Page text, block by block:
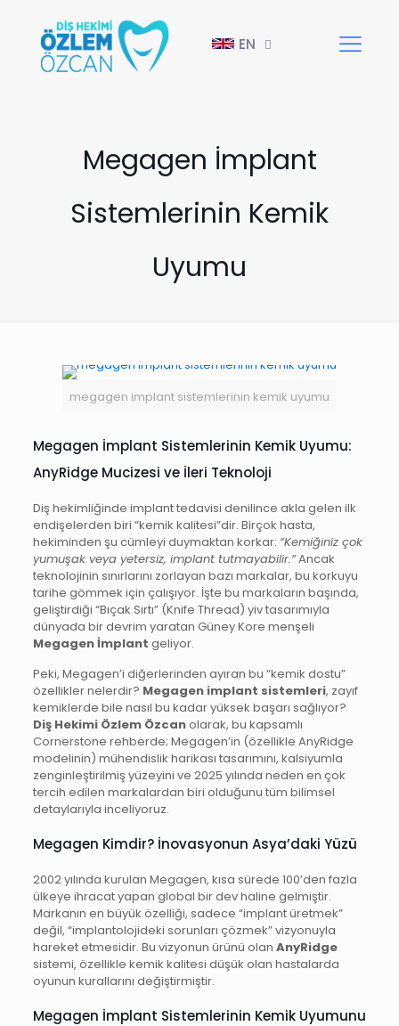
EN
Megagen İmplant
Sistemlerinin Kemik
Uyumu
megagen implant sistemlerinin kemik uyumu
Megagen İmplant Sistemlerinin Kemik Uyumu:
AnyRidge Mucizesi ve İleri Teknoloji
Diş hekimliğinde implant tedavisi denilince akla gelen ilk
endişelerden biri “kemik kalitesi”dir. Birçok hasta,
hekiminden şu cümleyi duymaktan korkar: “Kemiğiniz çok
yumuşak veya yetersiz, implant tutmayabilir.”Ancak
teknolojinin sınırlarını zorlayan bazı markalar, bu korkuyu
tarihe gömmek için çalışıyor. İşte bu markaların başında,
geliştirdiği “Bıçak Sırtı” (Knife Thread) yiv tasarımıyla
dünyada bir devrim yaratan Güney Kore menşeli
Megagen İmplant geliyor.
Peki, Megagen’i diğerlerinden ayıran bu “kemik dostu”
özellikler nelerdir? Megagen implant sistemleri, zayıf
kemiklerde bile nasıl bu kadar yüksek başarı sağlıyor?
Diş Hekimi Özlem Özcanolarak, bu kapsamlı
Cornerstone rehberde; Megagen’in (özellikle AnyRidge
modelinin) mühendislik harikası tasarımını, kalsiyumla
zenginleştirilmiş yüzeyini ve 2025 yılında neden en çok
tercih edilen markalardan biri olduğunu tüm bilimsel
detaylarıyla inceliyoruz.
Megagen Kimdir? İnovasyonun Asya’daki Yüzü
2002 yılında kurulan Megagen, kısa sürede 100’den fazla
ülkeye ihracat yapan global bir dev haline gelmiştir.
Markanın en büyük özelliği, sadece “implant üretmek”
değil, “implantolojideki sorunları çözmek” vizyonuyla
hareket etmesidir. Bu vizyonun ürünü olan AnyRidge
sistemi, özellikle kemik kalitesi düşük olan hastalarda
oyunun kurallarını değiştirmiştir.
Megagen İmplant Sistemlerinin Kemik Uyumunu